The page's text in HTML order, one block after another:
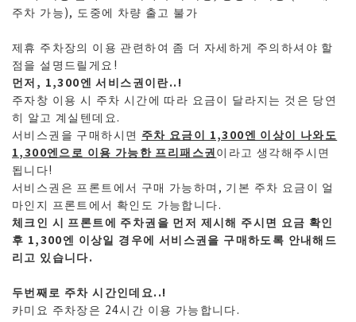
주차 가능), 도중에 차량 출고 불가
제휴 주차장의 이용 관련하여 좀 더 자세하게 주의하셔야 할
점을 설명드릴게요!
먼저, 1,300엔 서비스권이란..!
주자창 이용 시 주차 시간에 따라 요금이 달라지는 것은 당연
히 알고 계실텐데요.
서비스권을 구매하시면 주차 요금이 1,300엔 이상이 나와도
1,300엔으로 이용 가능한 프리패스권이라고 생각해주시면
됩니다!
서비스권은 프론트에서 구매 가능하며, 기본 주차 요금이 얼
마인지 프론트에서 확인도 가능합니다.
체크인 시 프론트에 주차권을 먼저 제시해 주시면 요금 확인
후 1,300엔 이상일 경우에 서비스권을 구매하도록 안내해드
리고 있습니다.
두번째로 주차 시간인데요..!
카미요 주차장은 24시간 이용 가능합니다.